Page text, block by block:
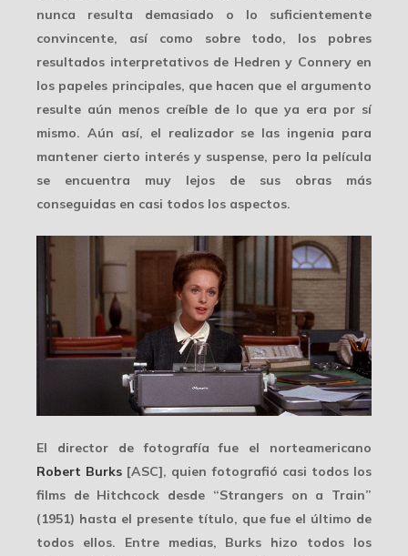
nunca resulta demasiado o lo suficientemente
convincente, así como sobre todo, los pobres
resultados interpretativos de Hedren y Connery en
los papeles principales, que hacen que el argumento
resulte aún menos creíble de lo que ya era por sí
mismo. Aún así, el realizador se las ingenia para
mantener cierto interés y suspense, pero la película
se encuentra muy lejos de sus obras más
conseguidas en casi todos los aspectos.
El director de fotografía fue el norteamericano
Robert Burks [ASC], quien fotografió casi todos los
films de Hitchcock desde “Strangers on a Train”
(1951) hasta el presente título, que fue el último de
todos ellos. Entre medias, Burks hizo todos los